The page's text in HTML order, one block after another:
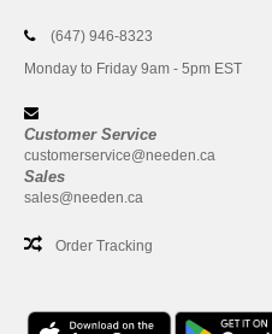
(647) 946-8323
Monday to Friday 9am - 5pm EST
Customer Service
customerservice@needen.ca
Sales
sales@needen.ca
Order Tracking